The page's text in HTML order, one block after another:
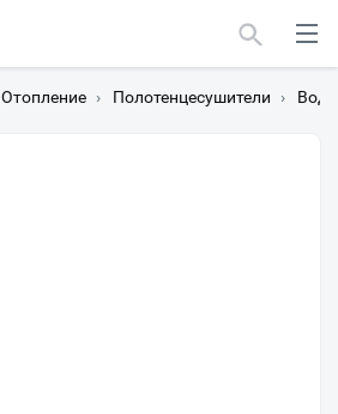
Отопление › Полотенцесушители ›